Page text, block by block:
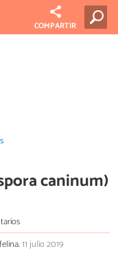
COMPARTIR
caninum)
11 julio 2019